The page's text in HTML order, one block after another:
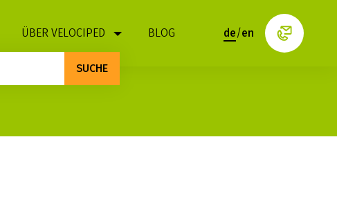
ÜBER VELOCIPED BLOG
SUCHE
de/en